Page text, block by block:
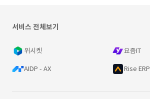
서비스 전체보기
위시켓 요즘IT
AIDP - AX Rise ERP